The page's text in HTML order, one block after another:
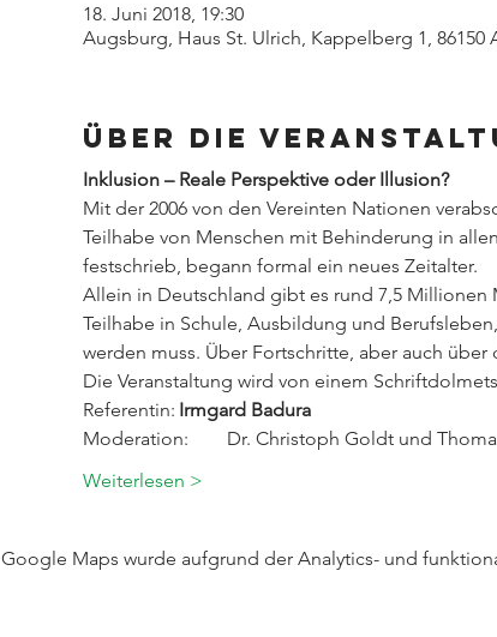
18. Juni 2018, 19:30
Augsburg, Haus St. Ulrich, Kappelberg 1,
Über die
Inklusion – Reale Perspektive oder Illusion?
Mit der 2006 von den Vereinten Nationen
Teilhabe von Menschen mit Behinderung in
festschrieb, begann formal ein neues Zeitalter.
Allein in Deutschland gibt es rund 7,5
Teilhabe in Schule, Ausbildung und
werden muss. Über Fortschritte, aber auch
Die Veranstaltung wird von einem
Irmgard Badura
Moderation:	Dr. Christoph Goldt und
Weiterlesen >
Google Maps wurde aufgrund der Analytics- und